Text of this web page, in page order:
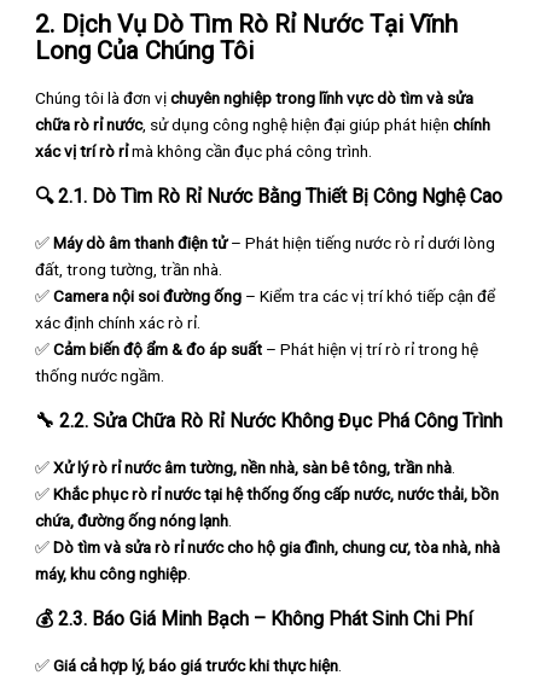
2. Dịch Vụ Dò Tìm Rò Rỉ Nước Tại Vĩnh
Long Của Chúng Tôi
Chúng tôi là đơn vịchuyên nghiệp trong lĩnh vực dò tìm và sửa
chữa rò rỉ nước, sử dụng công nghệ hiện đại giúp phát hiệnchính
xác vị trí rò rỉmà không cần đục phá công trình.
🔍2.1. Dò Tìm Rò Rỉ Nước Bằng Thiết Bị Công Nghệ Cao
✅Máy dò âm thanh điện tử– Phát hiện tiếng nước rò rỉ dưới lòng
đất, trong tường, trần nhà.
✅Camera nội soi đường ống – Kiểm tra các vị trí khó tiếp cận để
xác định chính xác rò rỉ.
✅Cảm biến độ ẩm & đo áp suất – Phát hiện vị trí rò rỉ trong hệ
thống nước ngầm.
🔧2.2. Sửa Chữa Rò Rỉ Nước Không Đục Phá Công Trình
✅Xử lý rò rỉ nước âm tường, nền nhà, sàn bê tông, trần nhà
✅Khắc phục rò rỉ nước tại hệ thống ống cấp nước, nước thải, bồn
chứa, đường ống nóng lạnh
✅Dò tìm và sửa rò rỉ nước cho hộ gia đình, chung cư, tòa nhà, nhà
máy, khu công nghiệp
💰2.3. Báo Giá Minh Bạch – Không Phát Sinh Chi Phí
✅Giá cả hợp lý, báo giá trước khi thực hiện